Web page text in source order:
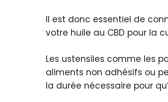
Il est donc essentiel de
votre huile au CBD pour la
Les ustensiles comme les
aliments non adhésifs ou
la durée nécessaire pour